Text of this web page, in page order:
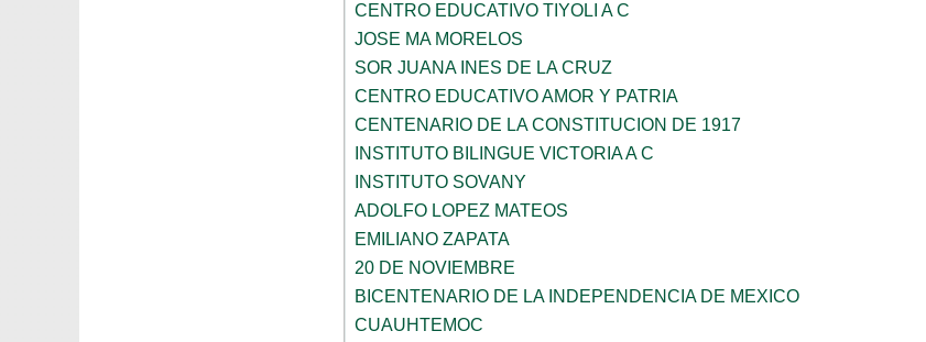
CENTRO EDUCATIVO TIYOLI A C
JOSE MA MORELOS
SOR JUANA INES DE LA CRUZ
CENTRO EDUCATIVO AMOR Y PATRIA
CENTENARIO DE LA CONSTITUCION DE 1917
INSTITUTO BILINGUE VICTORIA A C
INSTITUTO SOVANY
ADOLFO LOPEZ MATEOS
EMILIANO ZAPATA
20 DE NOVIEMBRE
BICENTENARIO DE LA INDEPENDENCIA DE MEXICO
CUAUHTEMOC